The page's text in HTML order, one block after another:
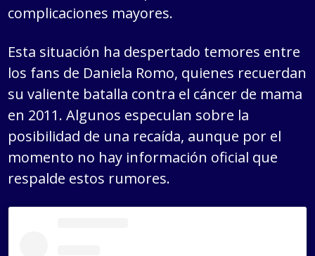
complicaciones mayores.
Esta situación ha despertado temores entre
los fans de Daniela Romo, quienes recuerdan
su valiente batalla contra el cáncer de mama
en 2011. Algunos especulan sobre la
posibilidad de una recaída, aunque por el
momento no hay información oficial que
respalde estos rumores.